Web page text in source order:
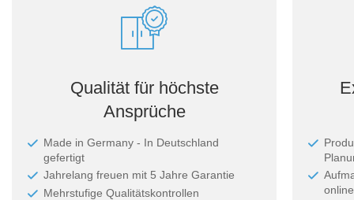
Qualität für höchste
Ansprüche
Made in Germany - In Deutschland
gefertigt
Jahrelang freuen mit 5 Jahre Garantie
Mehrstufige Qualitätskontrollen